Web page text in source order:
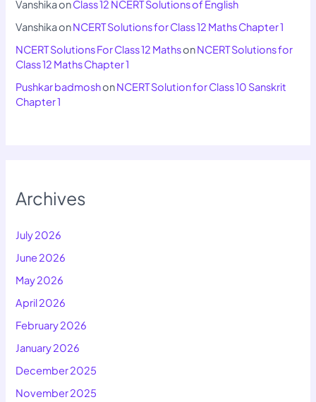
VanshikaonClass 12 NCERT Solutions of English
VanshikaonNCERT Solutions for Class 12 Maths Chapter 1
NCERT Solutions For Class 12 MathsonNCERT Solutions for
Class 12 Maths Chapter 1
Pushkar badmoshonNCERT Solution for Class 10 Sanskrit
Chapter 1
Archives
July 2026
June 2026
May 2026
April 2026
February 2026
January 2026
December 2025
November 2025